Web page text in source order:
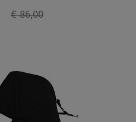
€ 86,00